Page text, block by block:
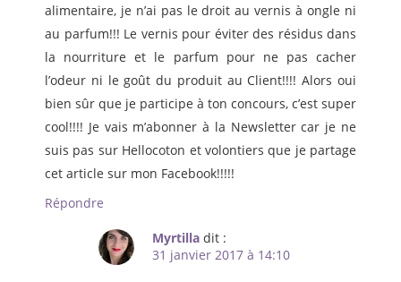
alimentaire, je n’ai pas le droit au vernis à ongle ni
au parfum!!! Le vernis pour éviter des résidus dans
la nourriture et le parfum pour ne pas cacher
l’odeur ni le goût du produit au Client!!!! Alors oui
bien sûr que je participe à ton concours, c’est super
cool!!!! Je vais m’abonner à la Newsletter car je ne
suis pas sur Hellocoton et volontiers que je partage
cet article sur mon Facebook!!!!!
Répondre
Myrtilla dit :
31 janvier 2017 à 14:10